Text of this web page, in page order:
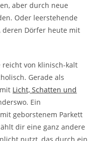
aber durch neue
Oder leerstehende
deren Dörfer heute mit
reicht von klinisch-kalt
Gerade als
Licht, Schatten und
Ein
geborstenem Parkett
dir eine ganz andere